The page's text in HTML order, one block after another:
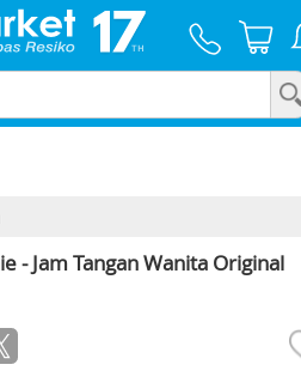
- Jam Tangan Wanita Original